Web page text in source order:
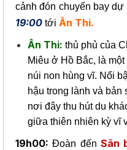
cảnh đón chuyến bay dự
19:00 tới Ân Thi.
Ân Thi: thủ phủ của
Miêu ở Hồ Bắc, là
núi non hùng vĩ. Nổi
hậu trong lành và bản
nơi đây thu hút du
giữa thiên nhiên kỳ vĩ
19h00:Đoàn đến Sân